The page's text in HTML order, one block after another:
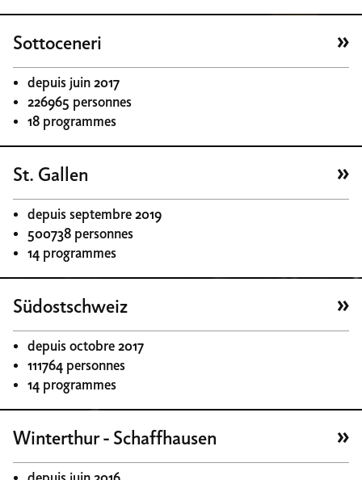
Sottoceneri
depuis juin 2017
226965 personnes
18 programmes
St. Gallen
depuis septembre 2019
500738 personnes
14 programmes
Südostschweiz
depuis octobre 2017
111764 personnes
14 programmes
Winterthur - Schaffhausen